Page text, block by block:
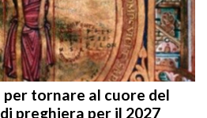
per tornare al cuore del
preghiera per il 2027